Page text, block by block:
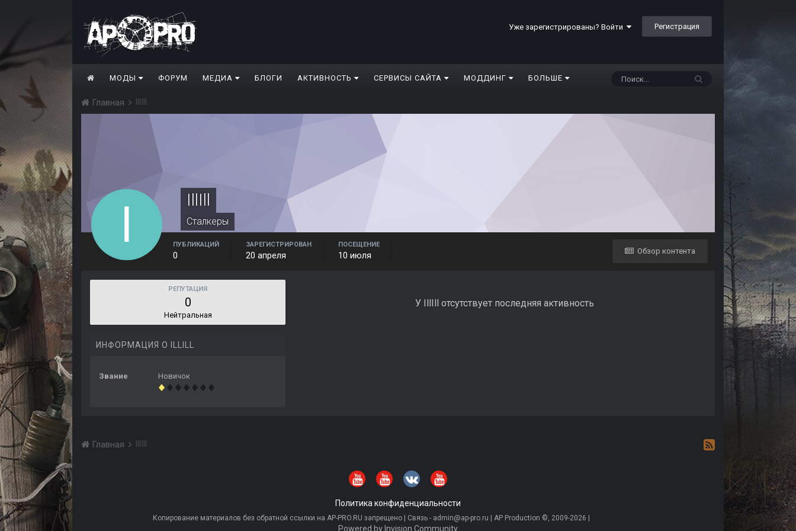
Уже зарегистрированы? Войти Регистрация
МОДЫ ФОРУМ МЕДИА БЛОГИ АКТИВНОСТЬ СЕРВИСЫ САЙТА МОДДИНГ БОЛЬШЕ
Главная IllIll
IllIll
Сталкеры
Обзор контента
ПУБЛИКАЦИЙ
0
ЗАРЕГИСТРИРОВАН
20 апреля
ПОСЕЩЕНИЕ
10 июля
РЕПУТАЦИЯ
0
Нейтральная
ИНФОРМАЦИЯ О ILLILL
Звание Новичок
У IllIll отсутствует последняя активность
Главная IllIll
Политика конфиденциальности
Копирование материалов без обратной ссылки на AP-PRO.RU запрещено | Связь - admin@ap-pro.ru | AP Production ©, 2009-2026 |
Powered by Invision Community